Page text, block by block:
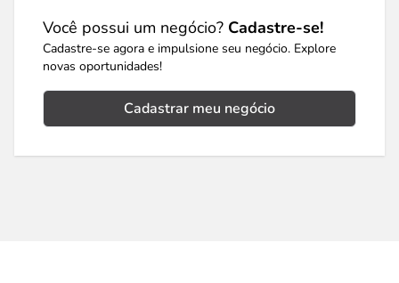
Você possui um negócio? Cadastre-se!
Cadastre-se agora e impulsione seu negócio. Explore
novas oportunidades!
Cadastrar meu negócio